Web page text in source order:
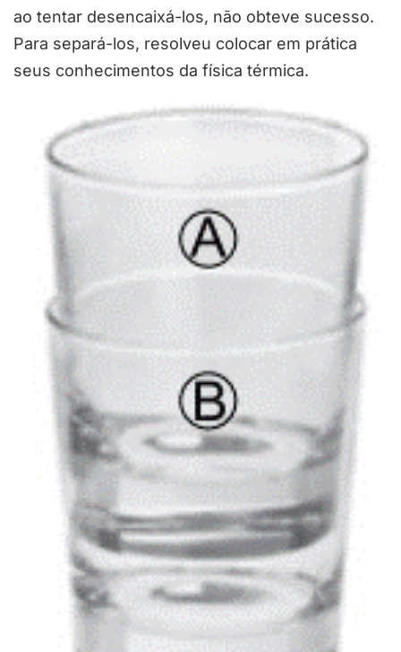
ao tentar desencaixá-los, não obteve sucesso.
Para separá-los, resolveu colocar em prática
seus conhecimentos da física térmica.